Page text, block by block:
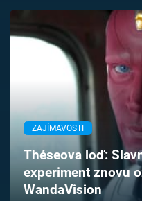
Témata
TV Program
Časopis
Sledujte prima+
ZAJÍMAVOSTI
Théseova loď:
experiment znovu
WandaVision